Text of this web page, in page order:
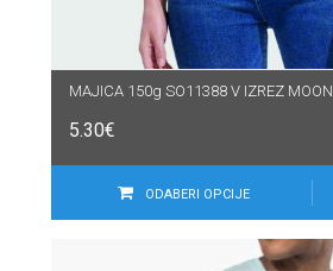
MAJICA 150g SO11388 V IZREZ MOON
5.30€
ODABERI OPCIJE